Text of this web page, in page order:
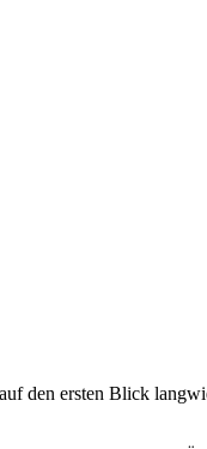
den ersten Blick